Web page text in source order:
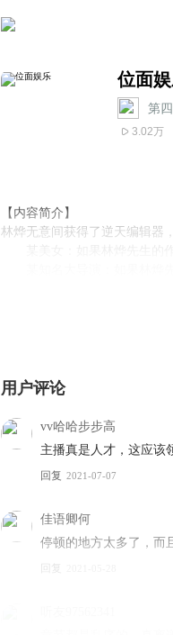
位面
第
3.02万
【内容简介】
林烨无意间获得了逆天编辑器
某知名大导演：如果林烨先
奥斯卡也就失去了存在的意义
林烨：该死，什么时候我才
作者：戊邪牍行
【购...
用户评论
vv哈哈步步高
主播真是人才，这应该
回复 2021-07-07
佳语卿何
停顿的地方太多了，而
回复